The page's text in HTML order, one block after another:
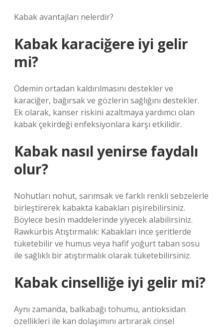
Kabak avantajları nelerdir?
Kabak karaciğere iyi gelir
mi?
Ödemin ortadan kaldırılmasını destekler ve
karaciğer, bağırsak ve gözlerin sağlığını destekler.
Ek olarak, kanser riskini azaltmaya yardımcı olan
kabak çekirdeği enfeksiyonlara karşı etkilidir.
Kabak nasıl yenirse faydalı
olur?
Nohutları nohut, sarımsak ve farklı renkli sebzelerle
birleştirerek kabakta kabakları pişirebilirsiniz.
Böylece besin maddelerinde yiyecek alabilirsiniz.
Rawkürbis Atıştırmalık: Kabakları ince şeritlerde
tüketebilir ve humus veya hafif yoğurt taban sosu
ile sağlıklı bir atıştırmalık olarak tüketebilirsiniz.
Kabak cinselliğe iyi gelir mi?
Aynı zamanda, balkabağı tohumu, antioksidan
özellikleri ile kan dolaşımını artırarak cinsel